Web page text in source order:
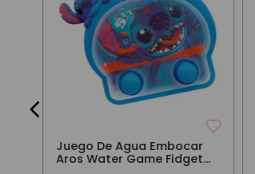
Juego De Agua Embocar
Aros Water Game Fidget